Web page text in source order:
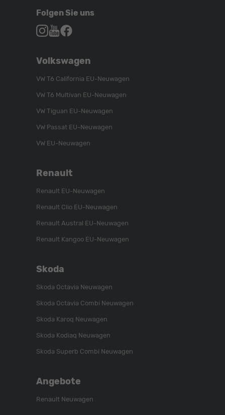
Folgen Sie uns
Autohaus
Sie
Instagram
Autohaus
Sie
unser
Kanal
Sie
Facebook
Volkswagen
VW T6 California EU-Neuwagen
VW T6 Multivan EU-Neuwagen
VW Tiguan EU-Neuwagen
VW Passat EU-Neuwagen
VW EU-Neuwagen
Renault
Renault EU-Neuwagen
Renault Clio EU-Neuwagen
Renault Austral EU-Neuwagen
Renault Kangoo EU-Neuwagen
Skoda
Skoda Octavia Neuwagen
Skoda Octavia Combi Neuwagen
Skoda Karoq Neuwagen
Skoda Kodiaq Neuwagen
Skoda Superb Combi Neuwagen
Angebote
Renault Neuwagen